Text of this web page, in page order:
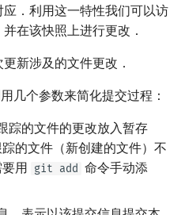
．利用这一特性我们可以访
在该快照上进行更改．
新涉及的文件更改．
几个参数来简化提交过程：
踪的文件的更改放入暂存
的文件（新创建的文件）不
用
git add 命令手动添